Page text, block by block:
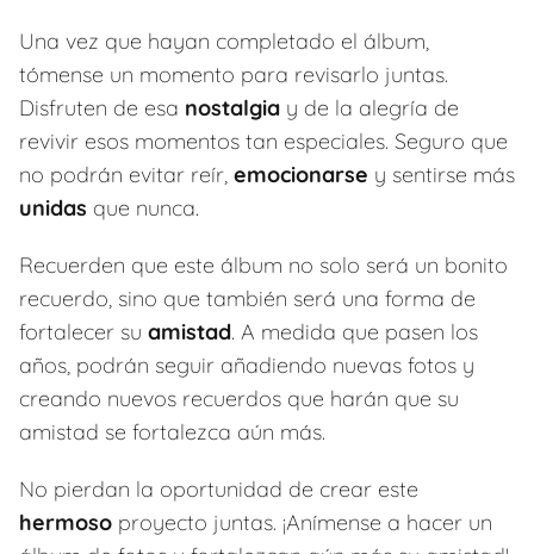
Una vez que hayan completado el álbum,
tómense un momento para revisarlo juntas.
Disfruten de esa nostalgia y de la alegría de
revivir esos momentos tan especiales. Seguro que
no podrán evitar reír, emocionarse y sentirse más
unidas que nunca.
Recuerden que este álbum no solo será un bonito
recuerdo, sino que también será una forma de
fortalecer su amistad. A medida que pasen los
años, podrán seguir añadiendo nuevas fotos y
creando nuevos recuerdos que harán que su
amistad se fortalezca aún más.
No pierdan la oportunidad de crear este
hermoso proyecto juntas. ¡Anímense a hacer un